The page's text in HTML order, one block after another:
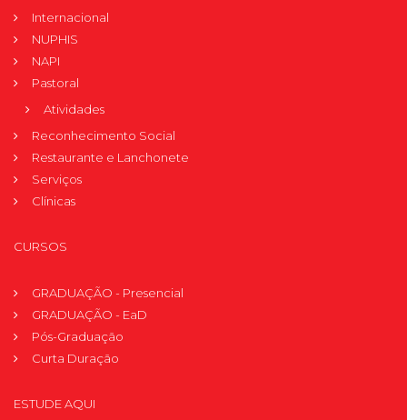
Internacional
NUPHIS
NAPI
Pastoral
Atividades
Reconhecimento Social
Restaurante e Lanchonete
Serviços
Clínicas
CURSOS
GRADUAÇÃO - Presencial
GRADUAÇÃO - EaD
Pós-Graduação
Curta Duração
ESTUDE AQUI